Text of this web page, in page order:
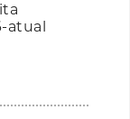
atual